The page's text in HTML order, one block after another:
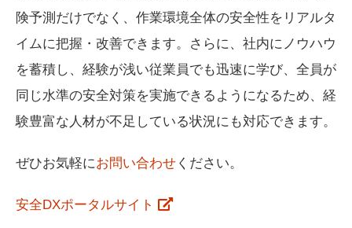
険予測だけでなく、作業環境全体の安全性をリアルタ
イムに把握・改善できます。さらに、社内にノウハウ
を蓄積し、経験が浅い従業員でも迅速に学び、全員が
同じ水準の安全対策を実施できるようになるため、経
験豊富な人材が不足している状況にも対応できます。
ぜひお気軽にお問い合わせ ください。
安全DXポータルサイト